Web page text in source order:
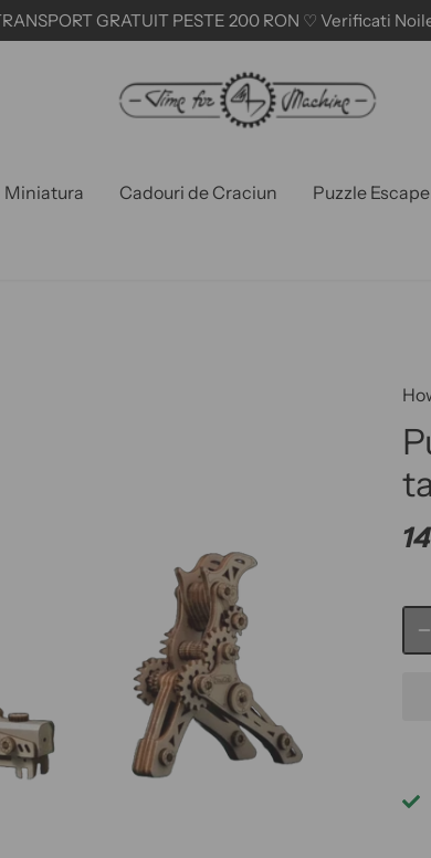
GRATUIT PESTE 200 RON ♡ Verificati
Miniatura Cadouri de Craciun Puzzle